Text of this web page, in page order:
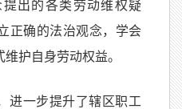
出的各类劳动维权疑
正确的法治观念，学会
护自身劳动权益。
进一步提升了辖区职工